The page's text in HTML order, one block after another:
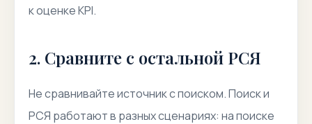
к оценке KPI.
2. Сравните с остальной РСЯ
Не сравнивайте источник с поиском. Поиск и
РСЯ работают в разных сценариях: на поиске